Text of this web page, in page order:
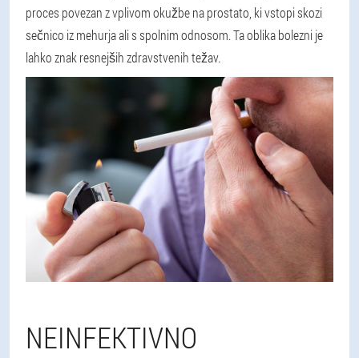
proces povezan z vplivom okužbe na prostato, ki vstopi skozi
sečnico iz mehurja ali s spolnim odnosom. Ta oblika bolezni je
lahko znak resnejših zdravstvenih težav.
NEINFEKTIVNO